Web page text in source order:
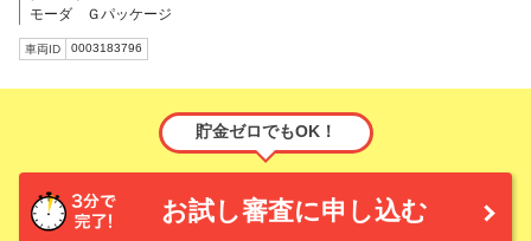
モーダ Ｇパッケージ
車両ID 0003183796
貯金ゼロでもOK！
お試し審査に申し込む